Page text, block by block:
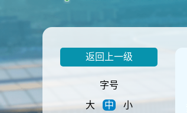
到
主
要
内
返回上一级
字号
大
中 小